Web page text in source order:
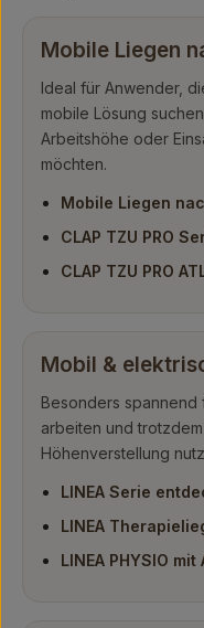
Mobile Liegen
Ideal für Anwender,
mobile Lösung
Arbeitshöhe oder
möchten.
Mobile Liegen
CLAP TZU PRO
CLAP TZU PRO
Mobil &
Besonders
arbeiten und
Höhenverstellung
LINEA Serie
LINEA
LINEA PHYSIO mit